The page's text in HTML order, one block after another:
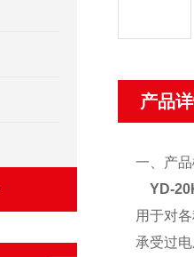
产品
一、产
YD-
用于对
承受过